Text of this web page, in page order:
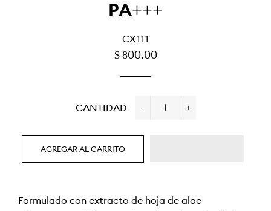
PA+++
CX111
PRECIO
PRECIO
$ 800.00
CANTIDAD
AGREGAR AL CARRITO
Formulado con extracto de hoja de aloe